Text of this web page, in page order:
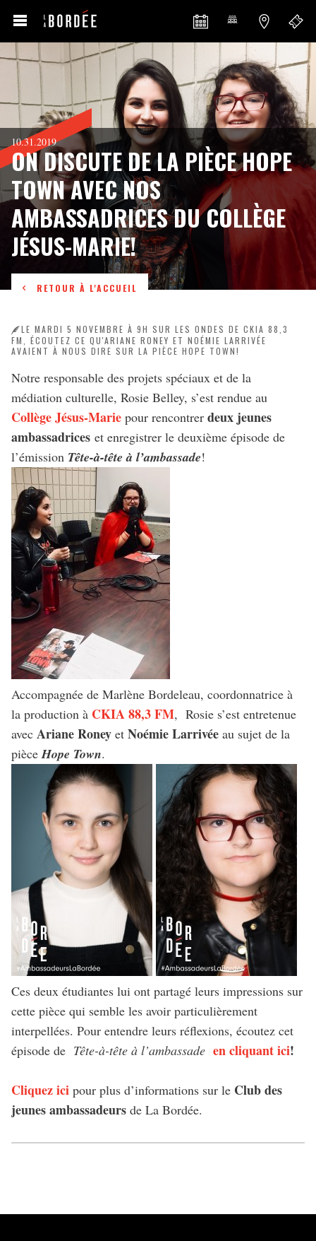
RETOUR À L'ACCUEIL
10.31.2019
ON DISCUTE DE LA PIÈCE HOPE
TOWN AVEC NOS
AMBASSADRICES DU COLLÈGE
JÉSUS-MARIE!
LE MARDI 5 NOVEMBRE À 9H SUR LES ONDES DE CKIA 88,3
FM, ÉCOUTEZ CE QU'ARIANE RONEY ET NOÉMIE LARRIVÉE
AVAIENT À NOUS DIRE SUR LA PIÈCE HOPE TOWN!
Notre responsable des projets spéciaux et de la
médiation culturelle, Rosie Belley, s’est rendue au
Collège Jésus-Marie pour rencontrer deux jeunes
ambassadrices et enregistrer le deuxième épisode de
l’émission Tête-à-tête à l’ambassade!
Accompagnée de Marlène Bordeleau, coordonnatrice à
la production à CKIA 88,3 FM, Rosie s’est entretenue
avec Ariane Roney et Noémie Larrivée au sujet de la
pièceHope Town.
Ces deux étudiantes lui ont partagé leurs impressions sur
cette pièce qui semble les avoir particulièrement
interpellées. Pour entendre leurs réflexions, écoutez cet
épisode de Tête-à-tête à l’ambassade en cliquant ici!
Cliquez ici pour plus d’informations sur le Club des
jeunes ambassadeurs de La Bordée.